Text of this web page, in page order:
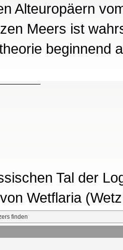
Alteuropäern
Meers ist
beginnend
Tal der
Wetflaria